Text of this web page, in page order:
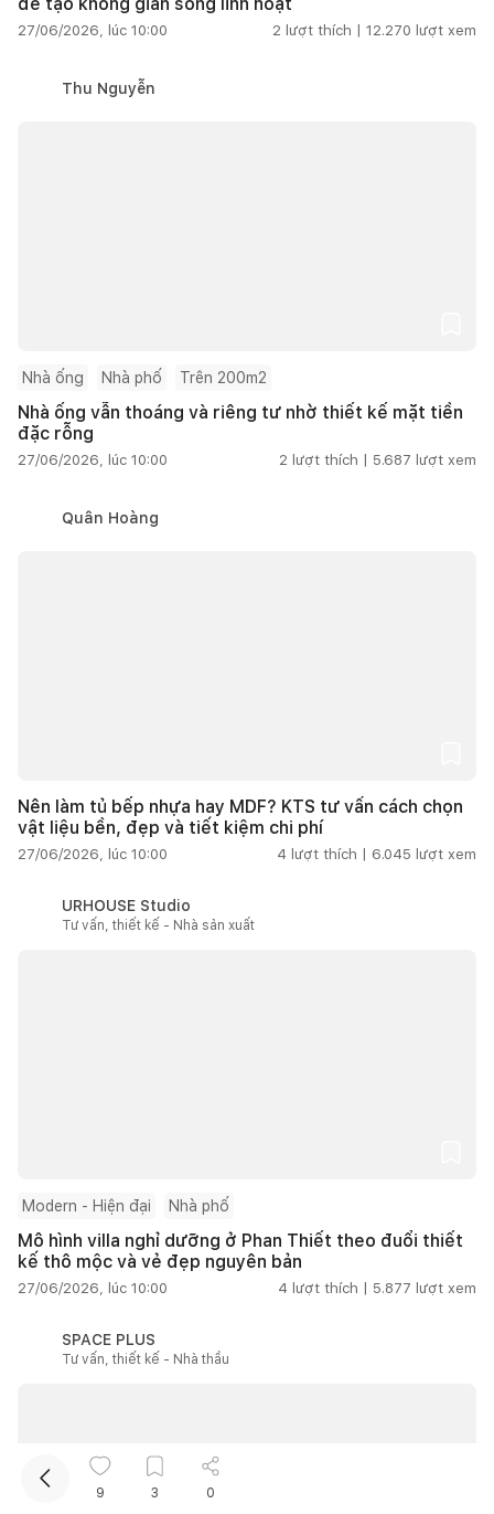
27/06/2026, lúc 10:00 2 lượt thích | 12.270 lượt xem
Thu Nguyễn
Nhà ống Nhà phố Trên 200m2
Nhà ống vẫn thoáng và riêng tư nhờ thiết kế mặt tiền
đặc rỗng
27/06/2026, lúc 10:00 2 lượt thích | 5.687 lượt xem
Quân Hoàng
Nên làm tủ bếp nhựa hay MDF? KTS tư vấn cách chọn
vật liệu bền, đẹp và tiết kiệm chi phí
27/06/2026, lúc 10:00 4 lượt thích | 6.045 lượt xem
URHOUSE Studio
Tư vấn, thiết kế - Nhà sản xuất
Modern - Hiện đại Nhà phố
Mô hình villa nghỉ dưỡng ở Phan Thiết theo đuổi thiết
kế thô mộc và vẻ đẹp nguyên bản
27/06/2026, lúc 10:00 4 lượt thích | 5.877 lượt xem
SPACE PLUS
Tư vấn, thiết kế - Nhà thầu
9 3 0
Kết nối thiết kế, thi công